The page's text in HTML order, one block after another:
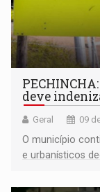
deve
Geral 09
O município
e urbanísticos